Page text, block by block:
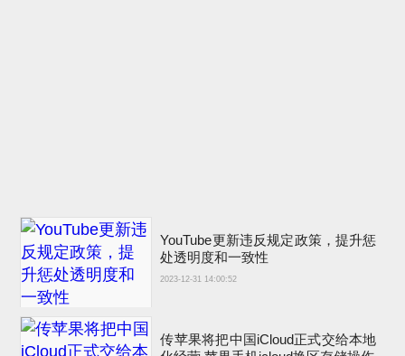
YouTube更新违反规定政策，提升惩
处透明度和一致性
2023-12-31 14:00:52
传苹果将把中国iCloud正式交给本地